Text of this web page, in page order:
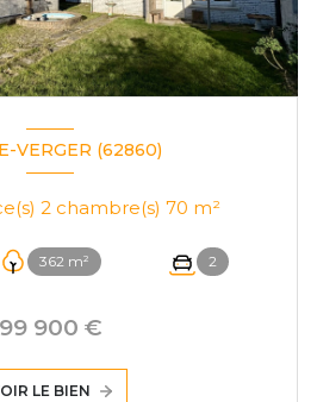
VERGER (62860)
Maison 3 pièce(s) 2 chambre(s) 70 m²
362 m² 2
99 900 €
LE BIEN